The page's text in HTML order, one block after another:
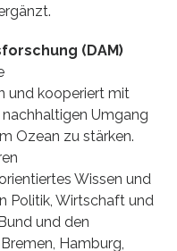
(DAM)
und kooperiert mit
Umgang
Ozean zu stärken.
Wissen und
Politik, Wirtschaft und
und den
Hamburg,